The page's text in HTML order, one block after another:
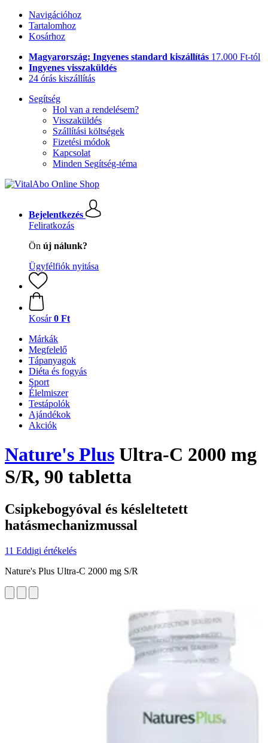
Navigációhoz
Tartalomhoz
Kosárhoz
Magyarország: Ingyenes standard kiszállítás 17.000 Ft-tól
Ingyenes visszaküldés
24 órás kiszállítás
Segítség
Hol van a rendelésem?
Visszaküldés
Szállítási költségek
Fizetési módok
Kapcsolat
Minden Segítség-téma
Bejelentkezés
Feliratkozás
Ön új nálunk?
Ügyfélfiók nyitása
Kosár 0 Ft
Márkák
Megfelelő
Tápanyagok
Diéta és fogyás
Sport
Élelmiszer
Testápolók
Ajándékok
Akciók
Nature's Plus Ultra-C 2000 mg
S/R, 90 tabletta
Csipkebogyóval és késleltetett
hatásmechanizmussal
11 Eddigi értékelés
Nature's Plus Ultra-C 2000 mg S/R